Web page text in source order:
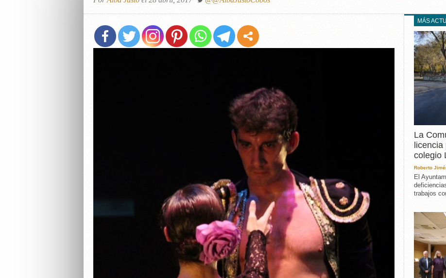
LA VOZ DE LA
EXPERIENCIA
IN MEMORIAM
MEMORIA RECUPERADA
UN MINUTO EN EL
MÁS
La
licencia
colegio
Roberto
El
trabajos